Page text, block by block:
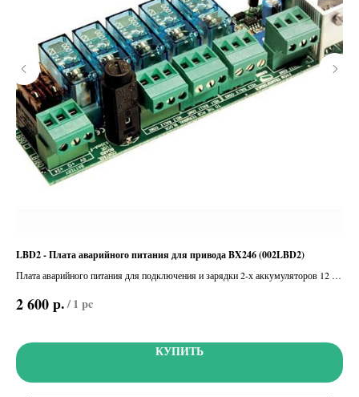
LBD2 - Плата аварийного питания для привода BX246 (002LBD2)
Плата аварийного питания для подключения и зарядки 2-х аккумуляторов 12 В
2 600р./1 pc
КУПИТЬ